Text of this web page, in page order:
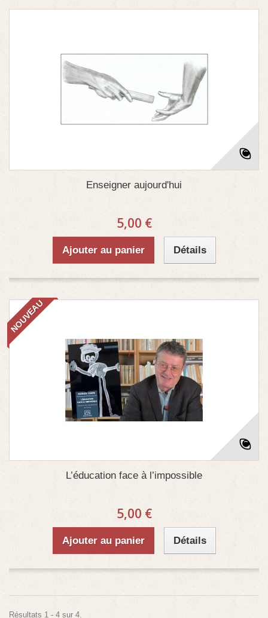
Enseigner aujourd'hui
5,00 €
Ajouter au panier Détails
NOUVEAU
L’éducation face à l’impossible
5,00 €
Ajouter au panier Détails
Résultats 1 - 4 sur 4.